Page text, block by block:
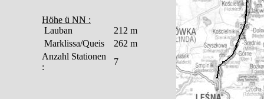
Höhe ü NN :
Lauban
212 m
Marklissa/Queis
262 m
Anzahl Stationen
:
7